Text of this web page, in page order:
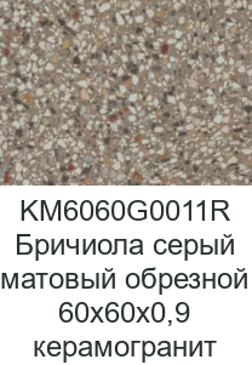
KM6060G0011R
Бричиола серый
матовый обрезной
60x60x0,9
керамогранит